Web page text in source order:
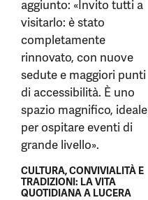
aggiunto: «Invito tutti a
visitarlo: è stato
completamente
rinnovato, con nuove
sedute e maggiori punti
di accessibilità. È uno
spazio magnifico, ideale
per ospitare eventi di
grande livello».
CULTURA, CONVIVIALITÀ E
TRADIZIONI: LA VITA
QUOTIDIANA A LUCERA